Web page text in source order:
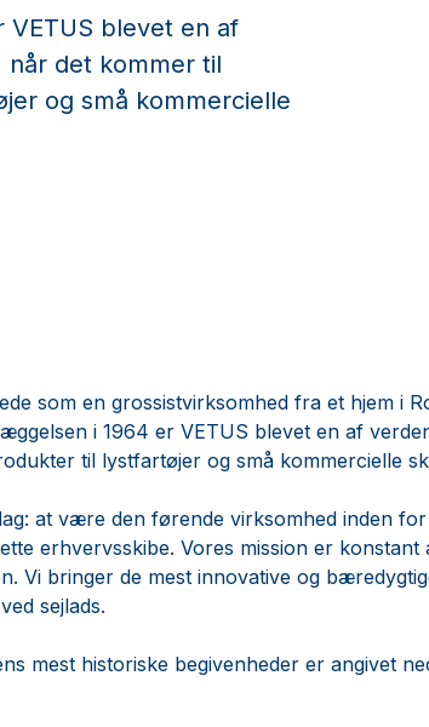
blevet en af
når det kommer til
og små kommercielle
som en grossistvirksomhed fra et hjem i
i 1964 er VETUS blevet en af
til lystfartøjer og små kommercielle
at være den førende virksomhed inden
erhvervsskibe. Vores mission er
Vi bringer de mest innovative og
sejlads.
mest historiske begivenheder er angivet